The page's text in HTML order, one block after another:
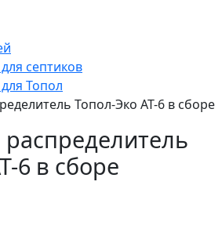
септиков
Топол
Топол-Эко AT-6 в сборе
6 в сборе